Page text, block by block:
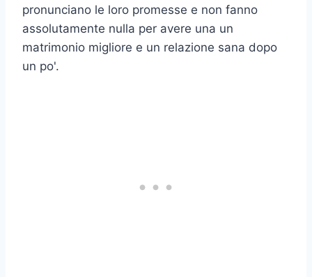
pronunciano le loro promesse e non fanno
assolutamente nulla per avere una un
matrimonio migliore e un relazione sana dopo
un po'.